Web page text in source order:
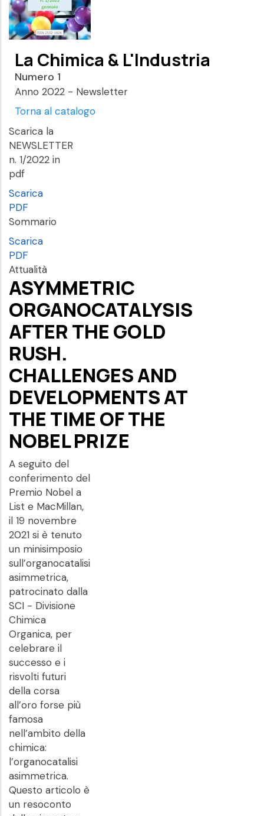
La Chimica & L'Industria
Numero 1
Anno 2022 - Newsletter
Torna al catalogo
Scarica la
NEWSLETTER
n. 1/2022 in
pdf
Scarica
PDF
Sommario
Scarica
PDF
Attualità
ASYMMETRIC
ORGANOCATALYSIS
AFTER THE GOLD
RUSH.
CHALLENGES AND
DEVELOPMENTS AT
THE TIME OF THE
NOBEL PRIZE
A seguito del
conferimento del
Premio Nobel a
List e MacMillan,
il 19 novembre
2021 si è tenuto
un minisimposio
sull’organocatalisi
asimmetrica,
patrocinato dalla
SCI - Divisione
Chimica
Organica, per
celebrare il
successo e i
risvolti futuri
della corsa
all’oro forse più
famosa
nell’ambito della
chimica:
l’organocatalisi
asimmetrica.
Questo articolo è
un resoconto